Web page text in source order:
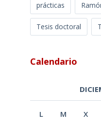
prácticas
Tesis doctoral
Calendario
L M X